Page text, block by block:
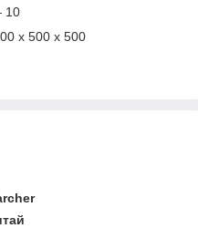
10
x 500 x 500